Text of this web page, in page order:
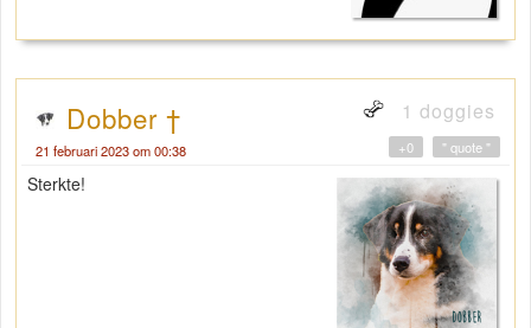
Dobber † 1 doggies
21 februari 2023 om 00:38 " quote "
+0
Sterkte!